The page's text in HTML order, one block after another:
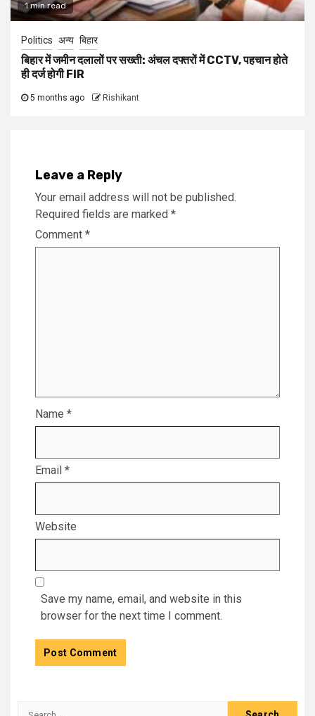
1 min read
Politics अन्य बिहार
बिहार में जमीन दलालों पर सख्ती: अंचल दफ्तरों में CCTV, पहचान होते
ही दर्ज होगी FIR
5 months ago Rishikant
Leave a Reply
Your email address will not be published.
Required fields are marked *
Comment *
Name *
Email *
Website
Save my name, email, and website in this
browser for the next time I comment.
Search